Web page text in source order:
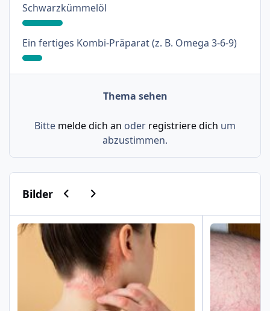
Schwarzkümmelöl: 18%
Ein fertiges Kombi-Präparat (z. B. Omega 3-6-9): 9%
Thema sehen
Bitte melde dich an oder registriere dich um
abzustimmen.
BilderVorherige Karussell-Folie
Nächste Karussell-Folie
Psoriasis am Haaransatz und an der Hand